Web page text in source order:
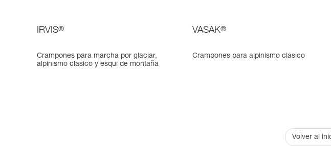
IRVIS®
Crampones para marcha por glaciar,
alpinismo clásico y esquí de montaña
VASAK®
Crampones para alpinismo clásico
Volver al